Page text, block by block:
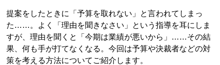
提案をしたときに「予算を取れない」と言われてしまっ
た……。よく「理由を聞きなさい」という指導を耳にしま
すが、理由を聞くと「今期は業績が悪いから」……その結
果、何も手が打てなくなる。今回は予算や決裁者などの対
策を考える方法についてご紹介します。